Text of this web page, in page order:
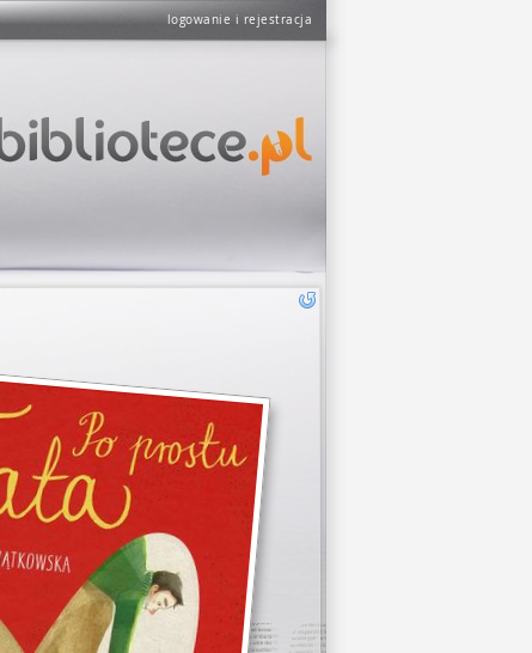
logowanie i rejestracja